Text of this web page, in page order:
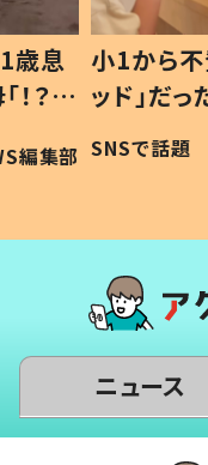
歳息
？」
編集部
小1から不
ッド」だ
作り続
#令和の子
SNSで話題
ニュース